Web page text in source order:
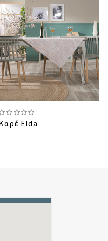
Καρέ Elda